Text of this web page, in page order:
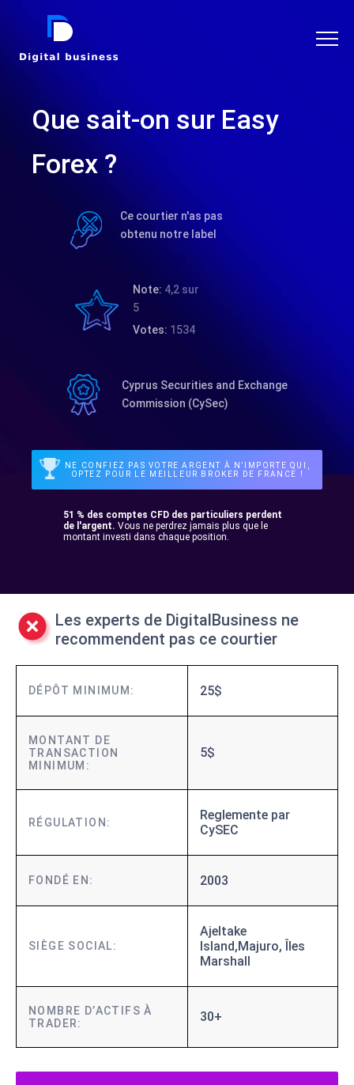
DIGITAL BUSINESS
Que sait-on sur Easy
Forex ?
Ce courtier n'as pas
obtenu notre label
Note: 4,2 sur
5
Votes: 1534
Cyprus Securities and Exchange
Commission (CySec)
NE CONFIEZ PAS VOTRE ARGENT À N’IMPORTE QUI,
OPTEZ POUR LE MEILLEUR BROKER DE FRANCE !
51 % des comptes CFD des particuliers perdent
de l'argent. Vous ne perdrez jamais plus que le
montant investi dans chaque position.
Les experts de DigitalBusiness ne
recommendent pas ce courtier
DÉPÔT MINIMUM: 25$
MONTANT DE
TRANSACTION
MINIMUM:
5$
RÉGULATION:
Reglemente par
CySEC
FONDÉ EN: 2003
SIÈGE SOCIAL:
Ajeltake
Island,Majuro, Îles
Marshall
NOMBRE D’ACTIFS À
TRADER:
30+